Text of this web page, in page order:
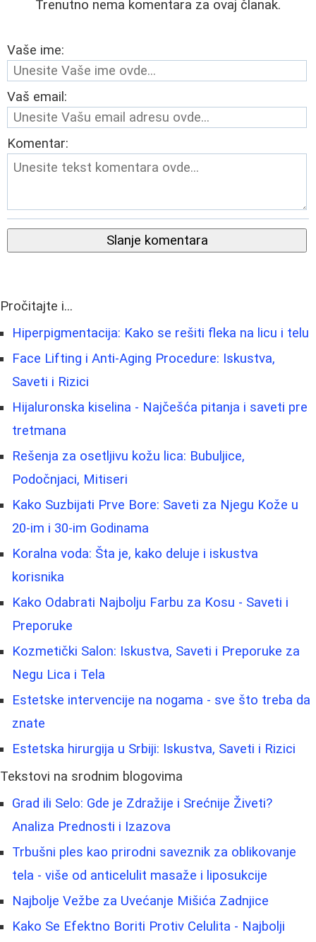
Trenutno nema komentara za ovaj članak.
Vaše ime:
Vaš email:
Komentar:
Slanje komentara
Pročitajte i...
Hiperpigmentacija: Kako se rešiti fleka na licu i telu
Face Lifting i Anti-Aging Procedure: Iskustva,
Saveti i Rizici
Hijaluronska kiselina - Najčešća pitanja i saveti pre
tretmana
Rešenja za osetljivu kožu lica: Bubuljice,
Podočnjaci, Mitiseri
Kako Suzbijati Prve Bore: Saveti za Njegu Kože u
20-im i 30-im Godinama
Koralna voda: Šta je, kako deluje i iskustva
korisnika
Kako Odabrati Najbolju Farbu za Kosu - Saveti i
Preporuke
Kozmetički Salon: Iskustva, Saveti i Preporuke za
Negu Lica i Tela
Estetske intervencije na nogama - sve što treba da
znate
Estetska hirurgija u Srbiji: Iskustva, Saveti i Rizici
Tekstovi na srodnim blogovima
Grad ili Selo: Gde je Zdražije i Srećnije Živeti?
Analiza Prednosti i Izazova
Trbušni ples kao prirodni saveznik za oblikovanje
tela - više od anticelulit masaže i liposukcije
Najbolje Vežbe za Uvećanje Mišića Zadnjice
Kako Se Efektno Boriti Protiv Celulita - Najbolji